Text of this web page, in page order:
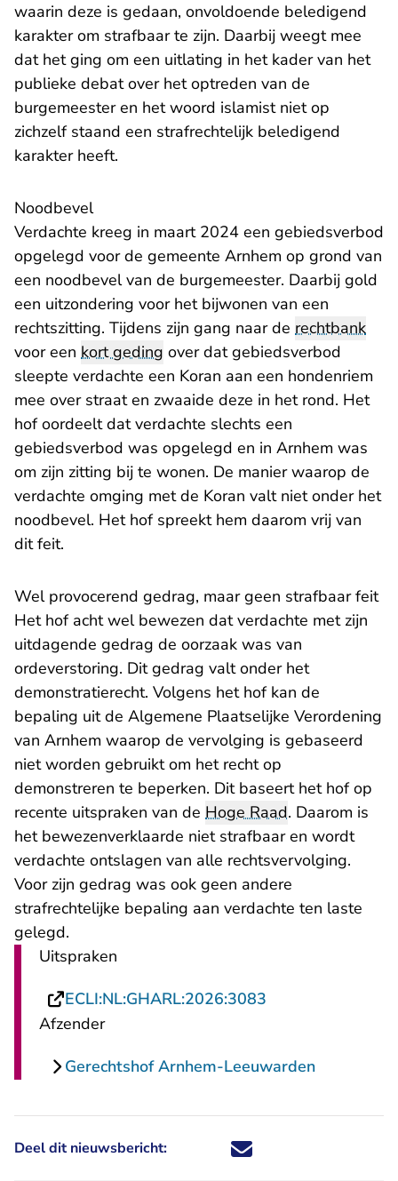
waarin deze is gedaan, onvoldoende beledigend
karakter om strafbaar te zijn. Daarbij weegt mee
dat het ging om een uitlating in het kader van het
publieke debat over het optreden van de
burgemeester en het woord islamist niet op
zichzelf staand een strafrechtelijk beledigend
karakter heeft.
Noodbevel
Verdachte kreeg in maart 2024 een gebiedsverbod
opgelegd voor de gemeente Arnhem op grond van
een noodbevel van de burgemeester. Daarbij gold
een uitzondering voor het bijwonen van een
rechtszitting. Tijdens zijn gang naar de rechtbank
voor een kort geding over dat gebiedsverbod
sleepte verdachte een Koran aan een hondenriem
mee over straat en zwaaide deze in het rond. Het
hof oordeelt dat verdachte slechts een
gebiedsverbod was opgelegd en in Arnhem was
om zijn zitting bij te wonen. De manier waarop de
verdachte omging met de Koran valt niet onder het
noodbevel. Het hof spreekt hem daarom vrij van
dit feit.
Wel provocerend gedrag, maar geen strafbaar feit
Het hof acht wel bewezen dat verdachte met zijn
uitdagende gedrag de oorzaak was van
ordeverstoring. Dit gedrag valt onder het
demonstratierecht. Volgens het hof kan de
bepaling uit de Algemene Plaatselijke Verordening
van Arnhem waarop de vervolging is gebaseerd
niet worden gebruikt om het recht op
demonstreren te beperken. Dit baseert het hof op
recente uitspraken van de Hoge Raad. Daarom is
het bewezenverklaarde niet strafbaar en wordt
verdachte ontslagen van alle rechtsvervolging.
Voor zijn gedrag was ook geen andere
strafrechtelijke bepaling aan verdachte ten laste
gelegd.
Uitspraken
ECLI:NL:GHARL:2026:3083
Afzender
Gerechtshof Arnhem-Leeuwarden
Deel dit nieuwsbericht: Deel dit nieuwsbericht via X -
Deel dit nieuwsbericht via
Deel dit nieuwsbericht
Deel dit